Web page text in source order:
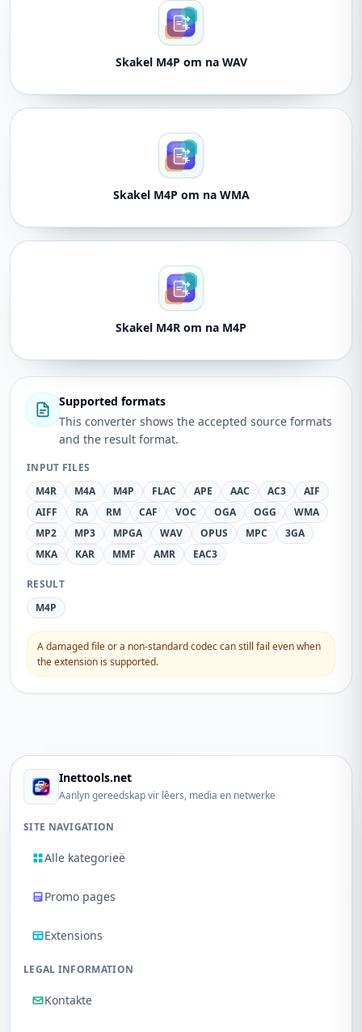
Skakel M4P om na WAV
Skakel M4P om na WMA
Skakel M4R om na M4P
Supported formats
This converter shows the accepted source formats
and the result format.
INPUT FILES
M4R
M4A M4P FLAC APE AAC AC3
AIF
AIFF
RA RM CAF VOC OGA OGG
WMA
MP2
MP3 MPGA WAV OPUS MPC
3GA
MKA
KAR MMF AMR EAC3
RESULT
M4P
A damaged file or a non-standard codec can still fail even when
the extension is supported.
Inettools.net
Aanlyn gereedskap vir lêers, media en netwerke
SITE NAVIGATION
Alle kategorieë
Promo pages
Extensions
LEGAL INFORMATION
Kontakte